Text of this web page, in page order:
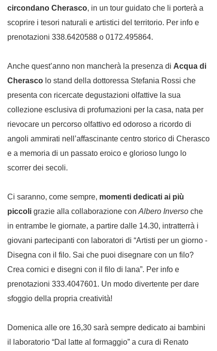
circondano Cherasco, in un tour guidato che li porterà a
scoprire i tesori naturali e artistici del territorio. Per info e
prenotazioni 338.6420588 o 0172.495864.
Anche quest’anno non mancherà la presenza di Acqua di
Cherasco lo stand della dottoressa Stefania Rossi che
presenta con ricercate degustazioni olfattive la sua
collezione esclusiva di profumazioni per la casa, nata per
rievocare un percorso olfattivo ed odoroso a ricordo di
angoli ammirati nell’affascinante centro storico di Cherasco
e a memoria di un passato eroico e glorioso lungo lo
scorrer dei secoli.
Ci saranno, come sempre, momenti dedicati ai più
piccoli grazie alla collaborazione con Albero Inverso che
in entrambe le giornate, a partire dalle 14.30, intratterrà i
giovani partecipanti con laboratori di “Artisti per un giorno -
Disegna con il filo. Sai che puoi disegnare con un filo?
Crea cornici e disegni con il filo di lana”. Per info e
prenotazioni 333.4047601. Un modo divertente per dare
sfoggio della propria creatività!
Domenica alle ore 16,30 sarà sempre dedicato ai bambini
il laboratorio “Dal latte al formaggio” a cura di Renato